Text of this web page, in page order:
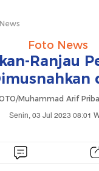
Foto News
Ranjau
Muhammad Arif
Senin, 03 Jul 2023 08:01